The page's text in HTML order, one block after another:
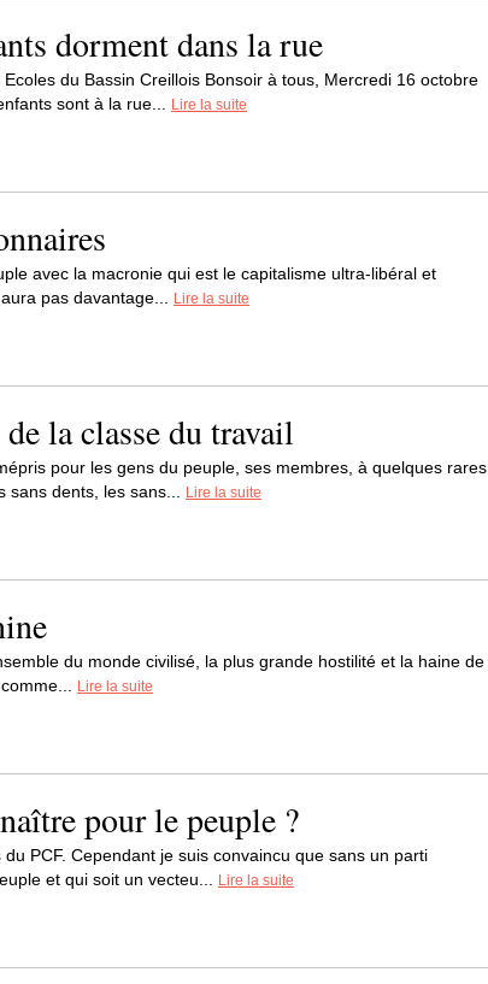
dorment dans la rue
du Bassin Creillois Bonsoir à tous, Mercredi 16 octobre
sont à la rue...
Lire la suite
avec la macronie qui est le capitalisme ultra-libéral et
pas davantage...
Lire la suite
la classe du travail
pour les gens du peuple, ses membres, à quelques rares
sans dents, les sans...
Lire la suite
du monde civilisé, la plus grande hostilité et la haine de
Lire la suite
pour le peuple ?
PCF. Cependant je suis convaincu que sans un parti
et qui soit un vecteu...
Lire la suite